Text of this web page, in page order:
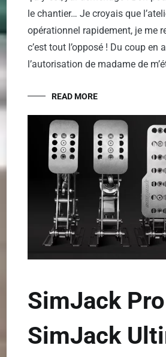
le chantier… Je croyais que
opérationnel rapidement, je me
c’est tout l’opposé ! Du coup en
l’autorisation de madame de
READ MORE
SimJack
SimJack